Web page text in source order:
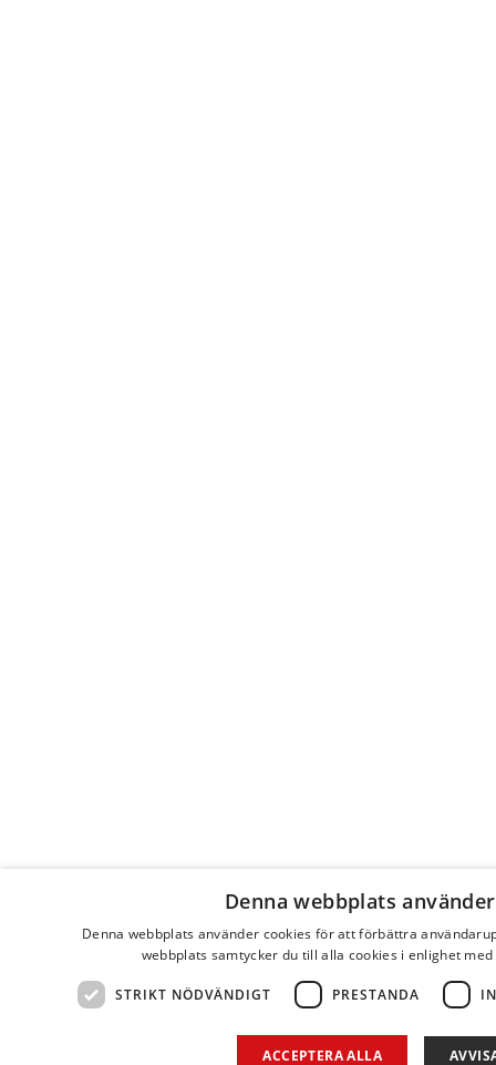
Denna webbplats
Denna webbplats använder cookies för att förbättra
webbplats samtycker du till alla cookies i enlighet
STRIKT NÖDVÄNDIGT PRESTANDA
ACCEPTERA ALLA